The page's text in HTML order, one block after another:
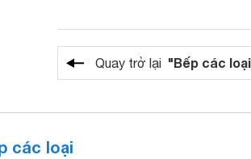
Quay trở lại "Bếp các
các loại